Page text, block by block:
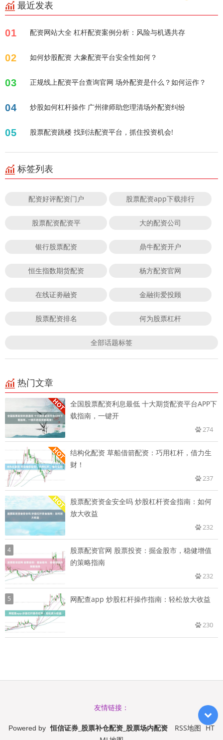
最近发表
01 配资网站大全 杠杆配资案例分析：风险与机遇共存
02 如何炒股配资 大象配资平台安全性如何？
03 正规线上配资平台查询官网 场外配资是什么？如何运作？
04 炒股如何杠杆操作 广州律师助您理清场外配资纠纷
05 股票配资跳楼 找到法配资平台，抓住投资机会!
标签列表
配资好评配资门户 股票配资app下载排行
股票配资配资平 大的配资公司
银行股票配资 鼎牛配资开户
恒生指数期货配资 杨方配资官网
在线证劵融资 金融街爱投顾
股票配资排名 何为股票杠杆
全部话题标签
热门文章
全国股票配资利息最低 十大期货配资平台APP下
载指南，一键开
274
结构化配资 草船借箭配资：巧用杠杆，借力生
财！
237
股票配资资金安全吗 炒股杠杆资金指南：如何
放大收益
232
4
股票配资官网 股票投资：掘金股市，稳健增值
的策略指南
232
5 网配查app 炒股杠杆操作指南：轻松放大收益
230
友情链接：
Powered by 恒信证券_股票补仓配资_股票场内配资 RSS地图 HT